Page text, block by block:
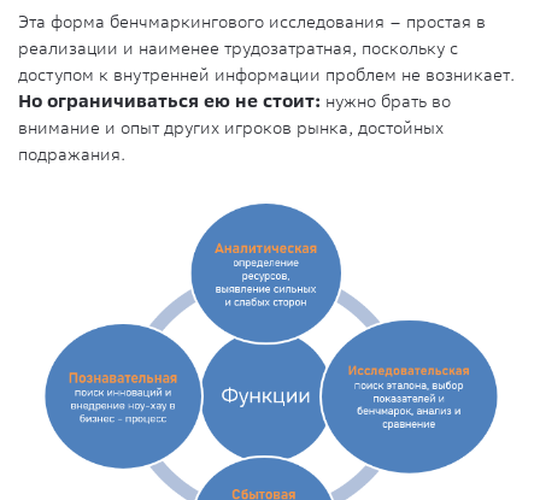
Эта форма бенчмаркингового исследования – простая в
реализации и наименее трудозатратная, поскольку с
доступом к внутренней информации проблем не возникает.
Но ограничиваться ею не стоит: нужно брать во
внимание и опыт других игроков рынка, достойных
подражания.